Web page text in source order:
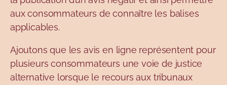
aux consommateurs de connaître les balises
applicables.
Ajoutons que les avis en ligne représentent pour
plusieurs consommateurs une voie de justice
alternative lorsque le recours aux tribunaux